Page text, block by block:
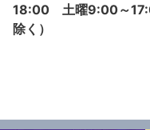
18:00 土曜9:00～
除く）